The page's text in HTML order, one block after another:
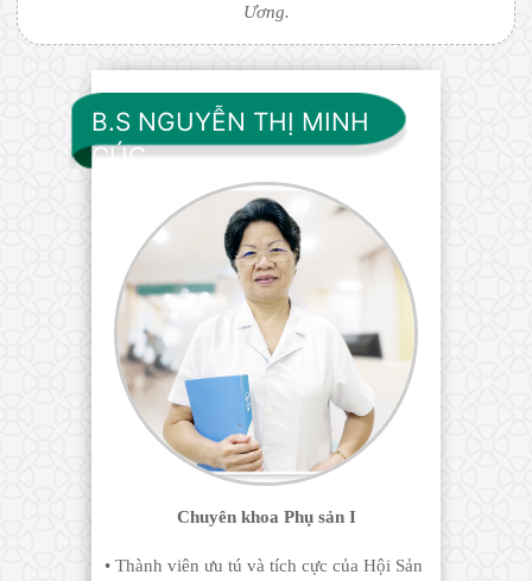
Ương.
B.S NGUYỄN THỊ MINH
CÚC
Chuyên khoa Phụ sản I
• Thành viên ưu tú và tích cực của Hội Sản